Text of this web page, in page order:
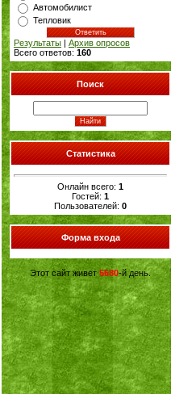
Автомобилист
Тепловик
Результаты | Архив опросов
Всего ответов: 160
Поиск
Статистика
Онлайн всего: 1
Гостей: 1
Пользователей: 0
Форма входа
Этот сайт живет5680-й день.